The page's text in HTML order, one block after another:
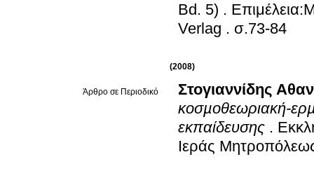
Bd. 5) .
Verlag . σ.73-84
(2008)
Άρθρο σε Περιοδικό
Στογιαννίδης
κοσµοθεωριακή-
εκπαίδευσης .
Ιεράς